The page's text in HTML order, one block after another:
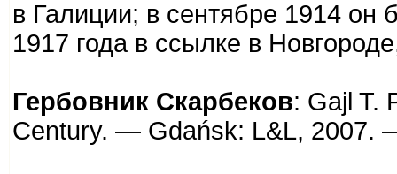
в Галиции; в сентябре 1914 он
1917 года в ссылке в
Гербовник Скарбеков: Gajl T.
Century. — Gdańsk: L&L, 2007.